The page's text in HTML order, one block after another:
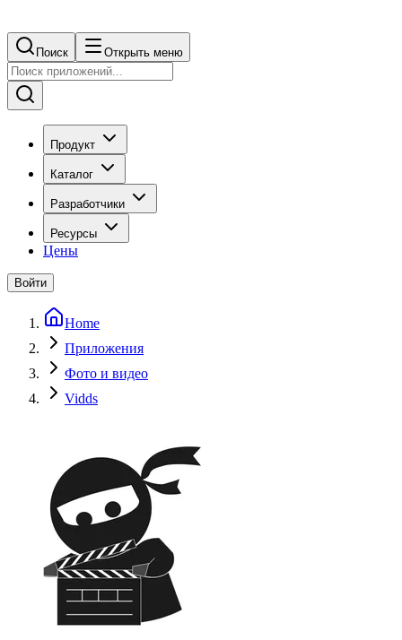
Поиск Открыть меню
Продукт
Каталог
Разработчики
Ресурсы
Цены
Войти
Home
Приложения
Фото и видео
Vidds